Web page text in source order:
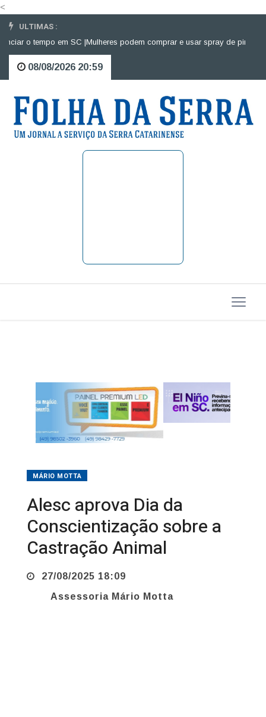
<
ULTIMAS :
o tempo em SC |Mulheres podem comprar e usar spray de pimenta
08/08/2026 20:59
Alesc aprova Dia da
Conscientização sobre a
Castração Animal
27/08/2025 18:09
Assessoria Mário Motta